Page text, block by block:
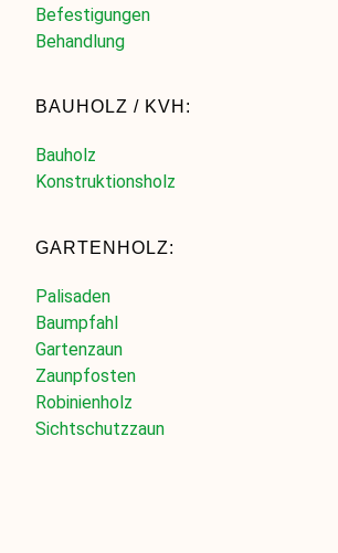
Befestigungen
Behandlung
BAUHOLZ / KVH:
Bauholz
Konstruktionsholz
GARTENHOLZ:
Palisaden
Baumpfahl
Gartenzaun
Zaunpfosten
Robinienholz
Sichtschutzzaun